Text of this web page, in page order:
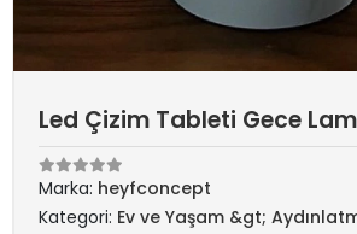
Led Çizim Tableti Gece
Marka: heyfconcept
Kategori: Ev ve Yaşam &gt;